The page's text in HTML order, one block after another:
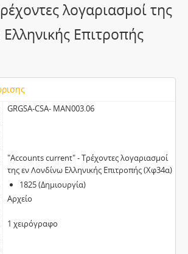
λογαριασμοί της
Επιτροπής
GRGSA-CSA- MAN003.06
"Accounts current" - Τρέχοντες λογαριασμοί
της εν Λονδίνω Ελληνικής Επιτροπής (Χφ34α)
1825 (Δημιουργία)
Αρχείο
1 χειρόγραφο